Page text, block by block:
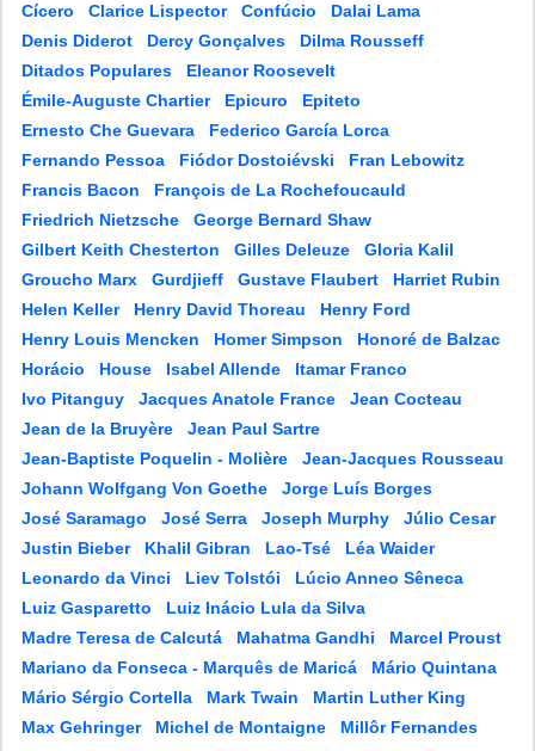
Cícero
Clarice Lispector Confúcio
Dalai Lama
Denis Diderot
Dercy Gonçalves
Dilma Rousseff
Ditados Populares
Eleanor Roosevelt
Émile-Auguste Chartier
Epicuro
Epiteto
Ernesto Che Guevara
Federico García Lorca
Fernando Pessoa
Fiódor Dostoiévski
Fran Lebowitz
Francis Bacon
François de La Rochefoucauld
Friedrich Nietzsche
George Bernard Shaw
Gilbert Keith Chesterton
Gilles Deleuze
Gloria Kalil
Groucho Marx
Gurdjieff Gustave Flaubert
Harriet Rubin
Helen Keller
Henry David Thoreau
Henry Ford
Henry Louis Mencken
Homer Simpson
Honoré de Balzac
Horácio
House Isabel Allende
Itamar Franco
Ivo Pitanguy
Jacques Anatole France
Jean Cocteau
Jean de la Bruyère
Jean Paul Sartre
Jean-Baptiste Poquelin - Molière
Jean-Jacques Rousseau
Johann Wolfgang Von Goethe
Jorge Luís Borges
José Saramago
José Serra Joseph Murphy
Júlio Cesar
Justin Bieber
Khalil Gibran Lao-Tsé
Léa Waider
Leonardo da Vinci
Liev Tolstói
Lúcio Anneo Sêneca
Luiz Gasparetto
Luiz Inácio Lula da Silva
Madre Teresa de Calcutá
Mahatma Gandhi
Marcel Proust
Mariano da Fonseca - Marquês de Maricá
Mário Quintana
Mário Sérgio Cortella
Mark Twain
Martin Luther King
Max Gehringer
Michel de Montaigne
Millôr Fernandes